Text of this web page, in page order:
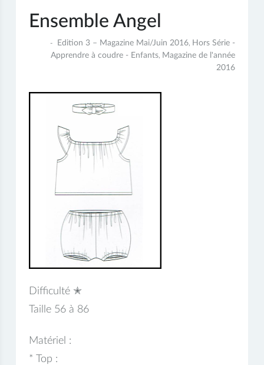
Ensemble Angel
Edition 3 – Magazine Mai/Juin 2016, Hors Série -
Apprendre à coudre - Enfants, Magazine de l'année
2016
Difficulté ✭
Taille 56 à 86
Matériel :
* Top :